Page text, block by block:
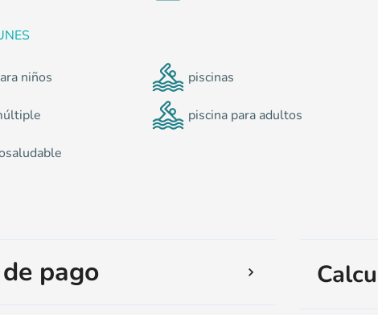
niños piscinas
piscina para adultos
pago